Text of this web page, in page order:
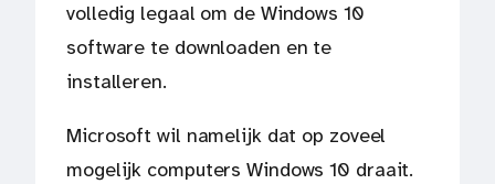
volledig legaal om de Windows 10
software te downloaden en te
installeren.
Microsoft wil namelijk dat op zoveel
mogelijk computers Windows 10 draait.